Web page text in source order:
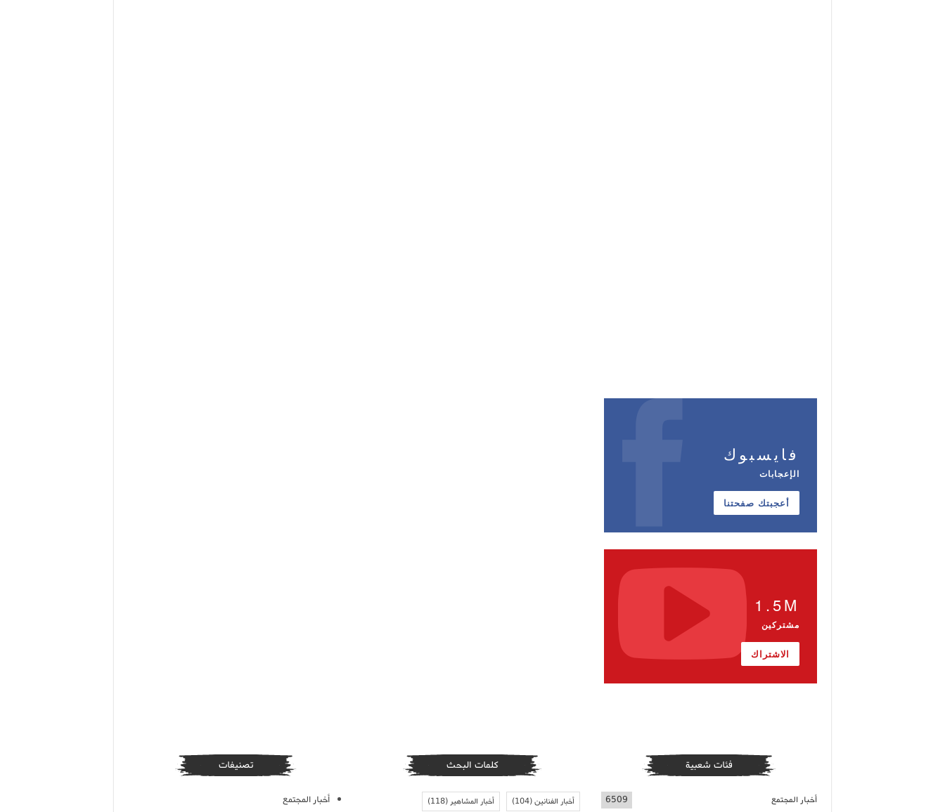
فايسبوك
الإعجابات
أعجبتك صفحتنا
1.5M
مشتركين
الاشتراك
فئات شعبية
أخبار المجتمع 6509
كلمات البحث
أخبار الفنانين(104) أخبار المشاهير(118)
تصنيفات
أخبار المجتمع